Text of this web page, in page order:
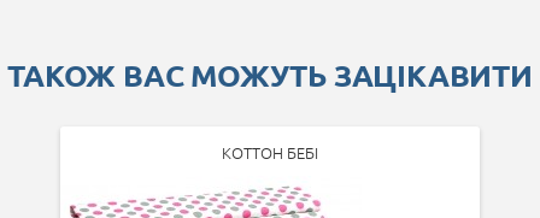
ТАКОЖ ВАС МОЖУТЬ ЗАЦІКАВИТИ
КОТТОН БЕБІ